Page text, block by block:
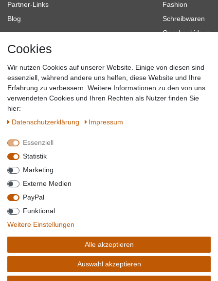
Partner-Links
Blog
Fashion
Schreibwaren
Geschenkideen
Topmarken
SICHER EINKAUFEN
QUALITÄT
WIR AKZEPTIEREN
*Alle Preise verstehen sich inkl. MwSt. zzgl. Versandkosten. **Gilt für Lieferungen
innerhalb deutschlands, Lieferzeiten für andere Länder entnehmen Sie bitte der
Schaltfäche mit denVersandinformationen. *** Bei den ausgewiesenen Versandkosten
handelt es sich um die StandardVersandkostenfür Deutschland, diese ändern sich je
nach Auswahl Ihres Lieferlandes.
Copyright 2020 © Mega-Paradies GmbH | Alle Rechte vorbehalten.
Cookies
Wir nutzen Cookies auf unserer Website. Einige von diesen sind
essenziell, während andere uns helfen, diese Website und Ihre
Erfahrung zu verbessern. Weitere Informationen zu den von uns
verwendeten Cookies und Ihren Rechten als Nutzer finden Sie
hier:
Daten­schutz­erklärung
Impressum
Essenziell
Statistik
Marketing
Externe Medien
PayPal
Funktional
Weitere Einstellungen
Alle akzeptieren
Auswahl akzeptieren